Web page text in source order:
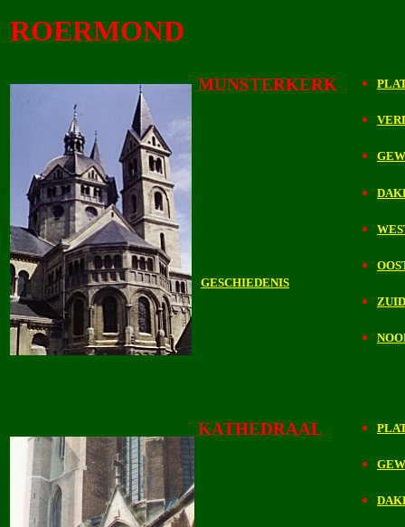
ROERMOND
MUNSTERKERK
GESCHIEDENIS
KATHEDRAAL